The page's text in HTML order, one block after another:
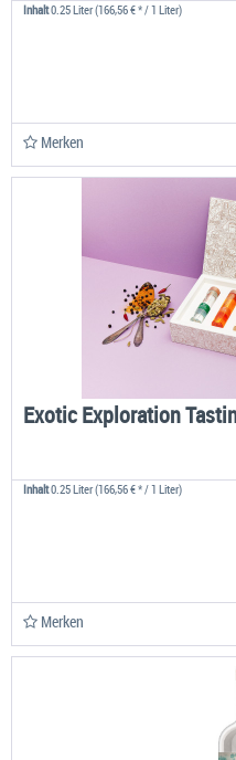
Inhalt0.25 Liter(166,56 € * / 1 Liter)
Merken
Exotic Exploration
Inhalt0.25 Liter(166,56 € * / 1 Liter)
Merken